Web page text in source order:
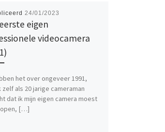
24/01/2023
eigen
videocamera
het over ongeveer 1991,
zelf als 20 jarige cameraman
dat ik mijn eigen camera moest
[…]